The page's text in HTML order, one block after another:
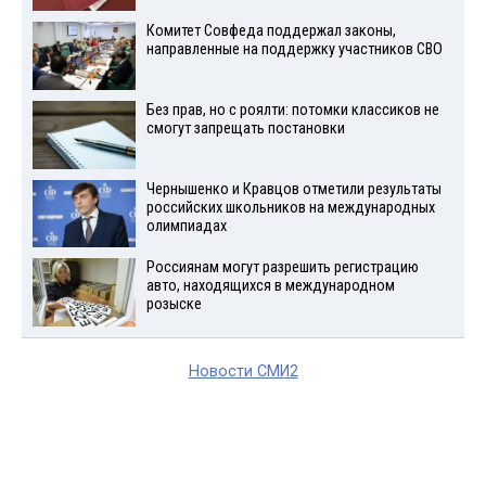
Комитет Совфеда поддержал законы,
направленные на поддержку участников СВО
Без прав, но с роялти: потомки классиков не
смогут запрещать постановки
Чернышенко и Кравцов отметили результаты
российских школьников на международных
олимпиадах
Россиянам могут разрешить регистрацию
авто, находящихся в международном
розыске
Новости СМИ2